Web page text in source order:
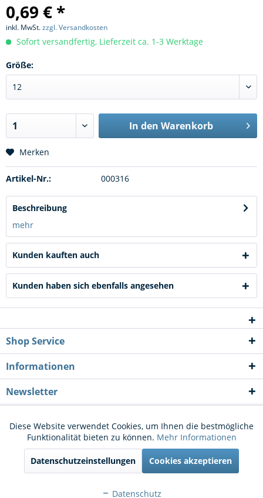
0,69 € *
inkl. MwSt.zzgl. Versandkosten
Sofort versandfertig, Lieferzeit ca. 1-3 Werktage
Größe:
In den Warenkorb
Merken
Artikel-Nr.: 000316
Beschreibung
mehr
Kunden kauften auch
Kunden haben sich ebenfalls angesehen
Shop Service
Informationen
Newsletter
* Alle Preise inkl. gesetzl. Mehrwertsteuer zzgl.Versandkostenund ggf.
Nachnahmegebühren, wenn nicht anders beschrieben
Cookie-Einstellungen
Kontakt
Funktionale Aktiv
Marketing Aktiv
Diese Website verwendet Cookies, um Ihnen die bestmögliche
Funktionalität bieten zu können. Mehr Informationen
Datenschutzeinstellungen Cookies akzeptieren
Datenschutz